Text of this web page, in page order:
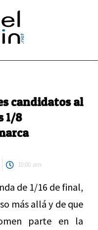
candidatos al
1/8
10:00 am
de 1/16 de final,
más allá y de que
parte en la